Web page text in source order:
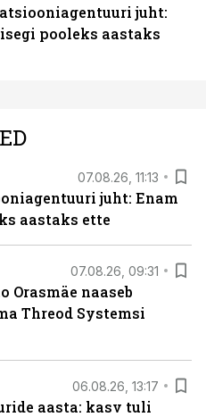
juht:
pooleks aastaks
07.08.26, 11:13
juht: Enam
aastaks ette
07.08.26, 09:31
Orasmäe naaseb
Threod Systemsi
06.08.26, 13:17
aasta: kasv tuli